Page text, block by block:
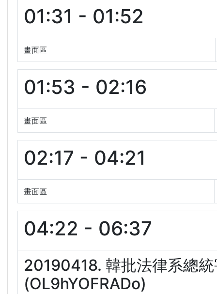
01:31 - 01:52
畫面區
01:53 - 02:16
畫面區
02:17 - 04:21
畫面區
04:22 - 06:37
20190418. 韓批法律系總
(OL9hYOFRADo)